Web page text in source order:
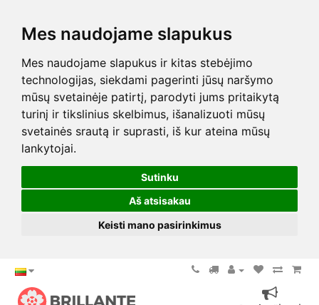
Mes naudojame slapukus
Mes naudojame slapukus ir kitas stebėjimo
technologijas, siekdami pagerinti jūsų naršymo
mūsų svetainėje patirtį, parodyti jums pritaikytą
turinį ir tikslinius skelbimus, išanalizuoti mūsų
svetainės srautą ir suprasti, iš kur ateina mūsų
lankytojai.
Sutinku
Aš atsisakau
Keisti mano pasirinkimus